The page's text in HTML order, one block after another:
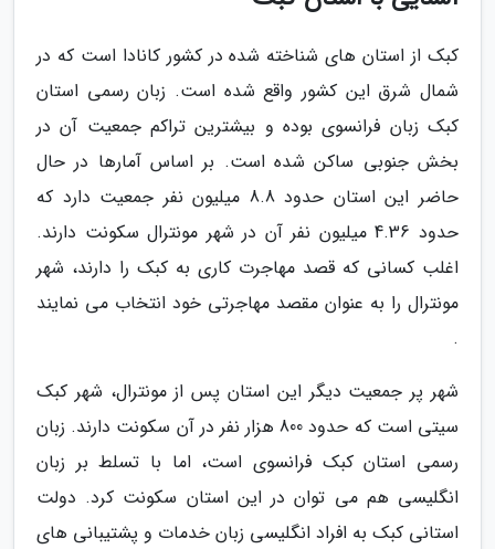
کبک از استان های شناخته شده در کشور کانادا است که در
شمال شرق این کشور واقع شده است. زبان رسمی استان
کبک زبان فرانسوی بوده و بیشترین تراکم جمعیت آن در
بخش جنوبی ساکن شده است. بر اساس آمارها در حال
حاضر این استان حدود 8.8 میلیون نفر جمعیت دارد که
حدود 4.36 میلیون نفر آن در شهر مونترال سکونت دارند.
اغلب کسانی که قصد مهاجرت کاری به کبک را دارند، شهر
مونترال را به عنوان مقصد مهاجرتی خود انتخاب می نمایند
.
شهر پر جمعیت دیگر این استان پس از مونترال، شهر کبک
سیتی است که حدود 800 هزار نفر در آن سکونت دارند. زبان
رسمی استان کبک فرانسوی است، اما با تسلط بر زبان
انگلیسی هم می توان در این استان سکونت کرد. دولت
استانی کبک به افراد انگلیسی زبان خدمات و پشتیبانی های